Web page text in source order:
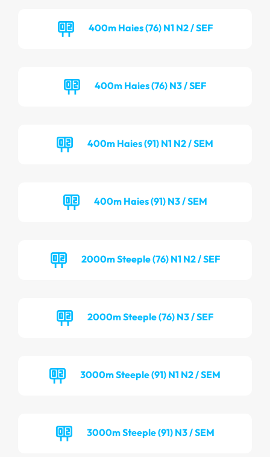
400m Haies (76) N1 N2 / SEF
400m Haies (76) N3 / SEF
400m Haies (91) N1 N2 / SEM
400m Haies (91) N3 / SEM
2000m Steeple (76) N1 N2 / SEF
2000m Steeple (76) N3 / SEF
3000m Steeple (91) N1 N2 / SEM
3000m Steeple (91) N3 / SEM